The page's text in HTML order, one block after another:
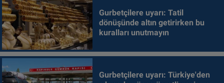
Gurbetçilere uyarı: Tatil
dönüşünde altın getirirken bu
kuralları unutmayın
Gurbetçilere uyarı: Türkiye'den